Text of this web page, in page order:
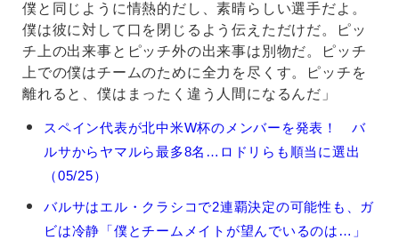
僕と同じように情熱的だし、素晴らしい選手だよ。
僕は彼に対して口を閉じるよう伝えただけだ。ピッ
チ上の出来事とピッチ外の出来事は別物だ。ピッチ
上での僕はチームのために全力を尽くす。ピッチを
離れると、僕はまったく違う人間になるんだ」
ガ
記
スペイン代表が北中米W杯のメンバーを発表！ バ
ルサからヤマルら最多8名…ロドリらも順当に選出
（05/25）
バルサはエル・クラシコで2連覇決定の可能性も、ガ
ビは冷静「僕とチームメイトが望んでいるのは…」